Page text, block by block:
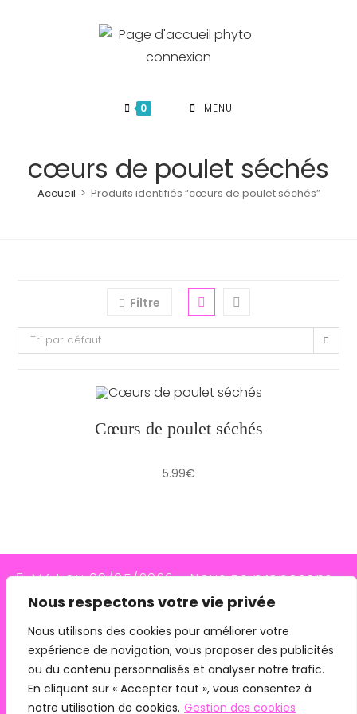
Nous respectons votre vie privée
Nous utilisons des cookies pour améliorer votre
expérience de navigation, vous proposer des publicités
ou du contenu personnalisés et analyser notre trafic.
En cliquant sur « Accepter tout », vous consentez à
notre utilisation de cookies. Gestion des cookies
MAJ au 09/05/2026 - Nous ne proposons
plus le transporteur Relais Colis (placés en
redressement judiciaire le 10/03/26, ils
n'assurent plus les livraisons depuis le
07/05/26). Pour les commandes avec
remise en main propre, merci de me
0 MENU
cœurs de poulet séchés
Accueil > Produits identifiés “cœurs de poulet séchés”
Filtre
Tri par défaut
Cœurs de poulet séchés
5.99€